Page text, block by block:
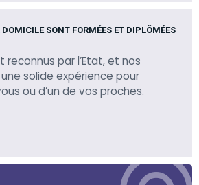
SONT FORMÉES ET DIPLÔMÉES
reconnus par l’Etat, et nos
solide expérience pour
ou d’un de vos proches.